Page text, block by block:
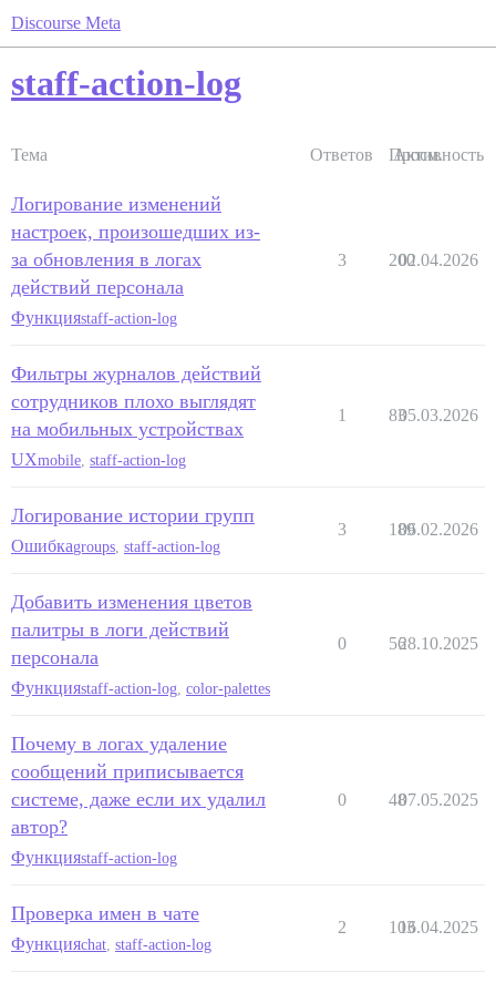
Discourse Meta
staff-action-log
Тема Ответов Просм.
Активность
Логирование изменений
настроек, произошедших из-
за обновления в логах
действий персонала
Функцияstaff-action-log
3 200
02.04.2026
Фильтры журналов действий
сотрудников плохо выглядят
на мобильных устройствах
UXmobile staff-action-log
1 8305.03.2026
Логирование истории групп
Ошибкаgroups staff-action-log
3 189
06.02.2026
Добавить изменения цветов
палитры в логи действий
персонала
Функцияstaff-action-log color-palettes
0 5628.10.2025
Почему в логах удаление
сообщений приписывается
системе, даже если их удалил
автор?
Функцияstaff-action-log
0 4807.05.2025
Проверка имен в чате
Функцияchat staff-action-log
2 103
16.04.2025